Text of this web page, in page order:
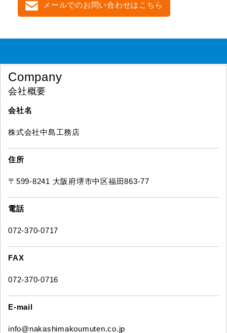
メールでのお問い合わせはこちら
Company
会社概要
会社名
株式会社中島工務店
住所
〒599-8241 大阪府堺市中区福田863-77
電話
072-370-0717
FAX
072-370-0716
E-mail
info@nakashimakoumuten.co.jp